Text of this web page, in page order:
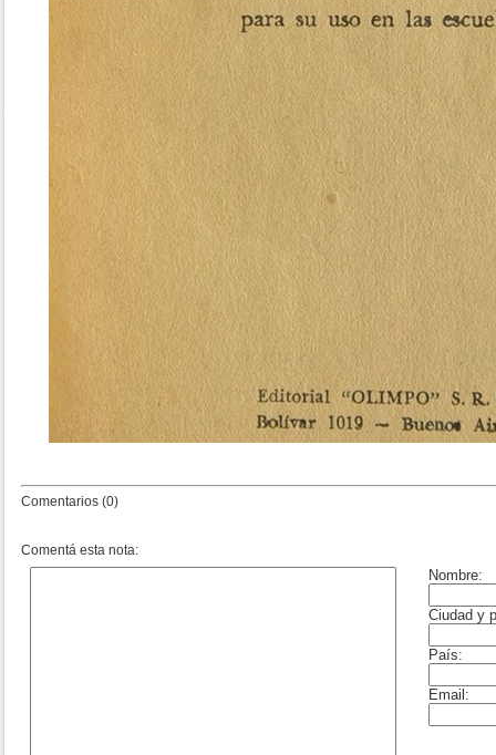
Comentarios (0)
Comentá esta nota: